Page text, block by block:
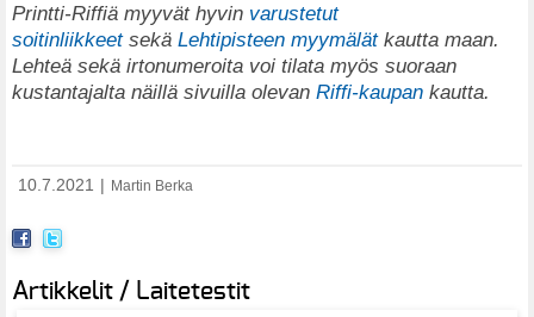
Printti-Riffiä myyvät hyvin varustetut
soitinliikkeet sekä Lehtipisteen myymälätkautta maan.
Lehteä sekä irtonumeroita voi tilata myös suoraan
kustantajalta näillä sivuilla olevan Riffi-kaupan kautta.
10.7.2021 Martin Berka
Artikkelit / Laitetestit